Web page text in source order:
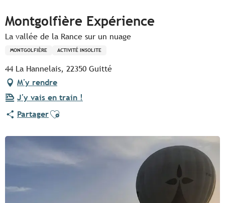
Montgolfière Expérience
La vallée de la Rance sur un nuage
MONTGOLFIÈRE ACTIVITÉ INSOLITE
44 La Hannelais, 22350 Guitté
M'y rendre
J'y vais en train !
PartagerAjouter aux favoris